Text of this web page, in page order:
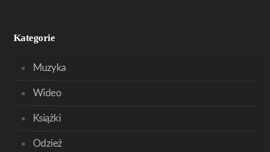
Kategorie
Muzyka
Wideo
Książki
Odzież